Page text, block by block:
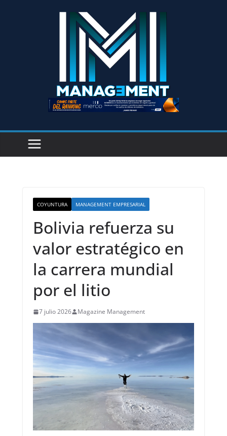
COYUNTURA MANAGEMENT EMPRESARIAL
Bolivia refuerza su
valor estratégico en
la carrera mundial
por el litio
7 julio 2026 Magazine Management